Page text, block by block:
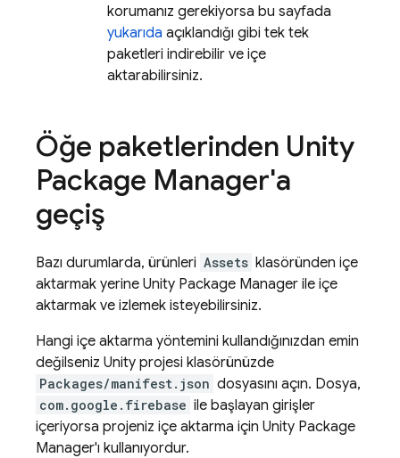
korumanız gerekiyorsa bu sayfada
yukarıda açıklandığı gibi tek tek
paketleri indirebilir ve içe
aktarabilirsiniz.
Öğe paketlerinden Unity
Package Manager'a
geçiş
Bazı durumlarda, ürünleri Assets klasöründen içe
aktarmak yerine Unity Package Manager ile içe
aktarmak ve izlemek isteyebilirsiniz.
Hangi içe aktarma yöntemini kullandığınızdan emin
değilseniz Unity projesi klasörünüzde
Packages/manifest.json dosyasını açın. Dosya,
com.google.firebase ile başlayan girişler
içeriyorsa projeniz içe aktarma için Unity Package
Manager'ı kullanıyordur.